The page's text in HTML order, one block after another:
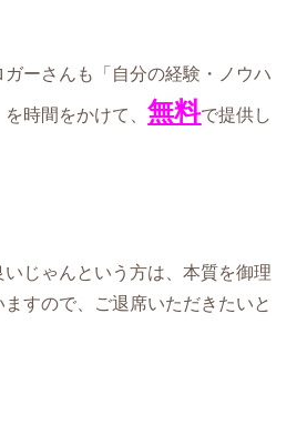
ーさんも「自分の経験・ノウハ
を時間をかけて、無料で提供し
じゃんという方は、本質を御理
すので、ご退席いただきたいと